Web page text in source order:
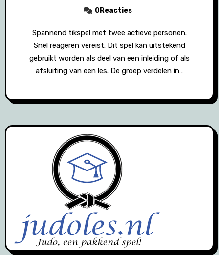
0Reacties
Spannend tikspel met twee actieve personen.
Snel reageren vereist. Dit spel kan uitstekend
gebruikt worden als deel van een inleiding of als
afsluiting van een les. De groep verdelen in…